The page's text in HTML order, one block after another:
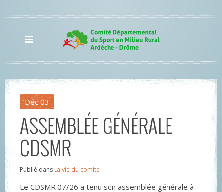
Déc 03
ASSEMBLÉE GÉNÉRALE
CDSMR
Publié dans La vie du comité
Le CDSMR 07/26 a tenu son assemblée générale à